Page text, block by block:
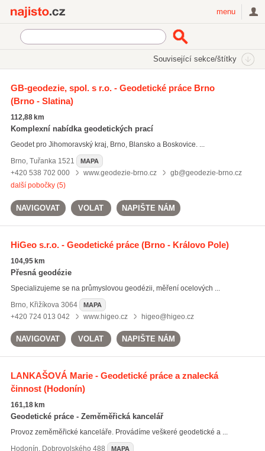
menu
Související sekce/štítky
geometrické plány(273)
geodézie(896)
geodetické firmy
(892)
Všechny související štítky
GB-geodezie, spol. s r.o. - Geodetické práce Brno
(Brno - Slatina)
112,88 km
Komplexní nabídka geodetických prací
Geodet pro Jihomoravský kraj, Brno, Blansko a Boskovice. ...
Brno, Tuřanka 1521 MAPA
+420 538 702 000 www.geodezie-brno.cz
gb@geodezie-brno.cz
další pobočky (5)
NAVIGOVAT VOLAT NAPIŠTE NÁM
HiGeo s.r.o. - Geodetické práce(Brno - Královo Pole)
104,95 km
Přesná geodézie
Specializujeme se na průmyslovou geodézii, měření ocelových ...
Brno, Křižíkova 3064 MAPA
+420 724 013 042 www.higeo.cz higeo@higeo.cz
NAVIGOVAT VOLAT NAPIŠTE NÁM
LANKAŠOVÁ Marie - Geodetické práce a znalecká
činnost(Hodonín)
161,18 km
Geodetické práce - Zeměměřická kancelář
Provoz zeměměřické kanceláře. Provádíme veškeré geodetické a ...
Hodonín, Dobrovolského 488 MAPA